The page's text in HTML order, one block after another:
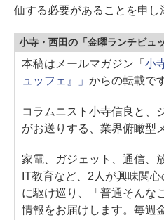
価する必要があることを申し
小寺・西田の「金曜ランチビュ
本稿はメールマガジン「 小
ュッフェ』」 からの転載で
コラムニスト小寺信良と、
がお送りする、業界俯瞰型
家電、ガジェット、通信、
IT教育など、2人が興味関
に駆け巡り、「普通そんな
情報をお届けします。毎週